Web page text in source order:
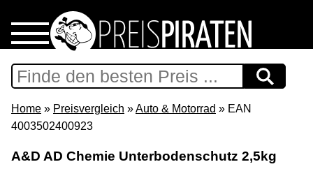
Home
Download
Home » Preisvergleich »Auto & Motorrad » EAN
4003502400923
A&D AD Chemie Unterbodenschutz 2,5kg